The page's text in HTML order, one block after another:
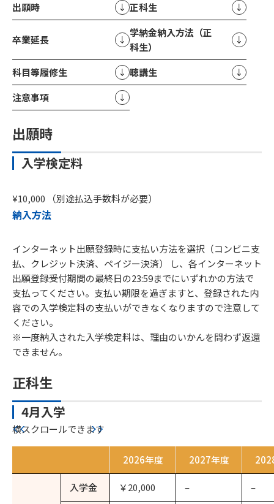
出願時 正科生
卒業延長
学納金納入方法（正
科生）
科目等履修生
聴講生
注意事項
出願時
入学検定料
¥10,000 （別途払込手数料が必要）
納入方法
インターネット出願登録時に支払い方法を選択（コンビニ支
払、クレジット決済、ペイジー決済） し、各インターネット
出願登録受付期間の最終日の23:59までにいずれかの方法で
支払ってください。支払い期限を過ぎますと、登録された内
容での入学検定料の支払いができなくなりますので注意して
ください。
※一度納入された入学検定料は、理由のいかんを問わず返還
できません。
正科生
4月入学
横スクロールできます
2026年度 2027年度
入学金 ￥20,000 – –